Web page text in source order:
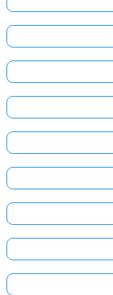
문
이
없
첫
번
째
질
문
하
기